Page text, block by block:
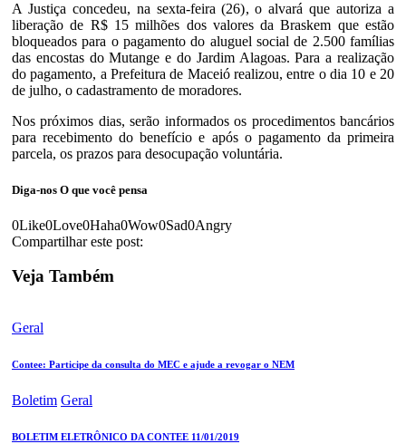
A Justiça concedeu, na sexta-feira (26), o alvará que autoriza a
liberação de R$ 15 milhões dos valores da Braskem que estão
bloqueados para o pagamento do aluguel social de 2.500 famílias
das encostas do Mutange e do Jardim Alagoas. Para a realização
do pagamento, a Prefeitura de Maceió realizou, entre o dia 10 e 20
de julho, o cadastramento de moradores.
Nos próximos dias, serão informados os procedimentos bancários
para recebimento do benefício e após o pagamento da primeira
parcela, os prazos para desocupação voluntária.
Diga-nos O que você pensa
0Like0Love0Haha0Wow0Sad0Angry
Compartilhar este post:
Veja Também
Geral
Contee: Participe da consulta do MEC e ajude a revogar o NEM
Boletim Geral
BOLETIM ELETRÔNICO DA CONTEE 11/01/2019